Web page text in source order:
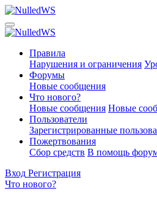
Правила
Нарушения и ограничения
Форумы
Новые сообщения
Что нового?
Новые сообщения Новые
Пользователи
Зарегистрированные
Пожертвования
Сбор средств В помощь
Вход Регистрация
Что нового?